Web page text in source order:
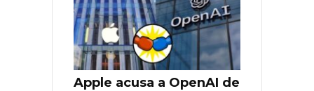
Apple acusa a OpenAI de